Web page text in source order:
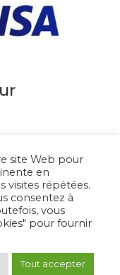
site Web pour
en
visites répétées.
consentez à
vous
pour fournir
Tout accepter